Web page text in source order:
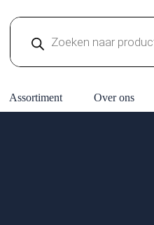
zoeken
Assortiment Over ons